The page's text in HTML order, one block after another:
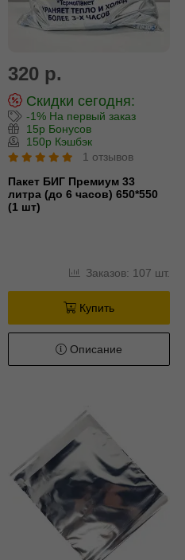
320 р.
Скидки сегодня:
-1% На первый заказ
15р Бонусов
150р Кэшбэк
1 отзывов
Пакет БИГ Премиум 33
литра (до 6 часов) 650*550
(1 шт)
Заказов: 107 шт.
Купить
Описание